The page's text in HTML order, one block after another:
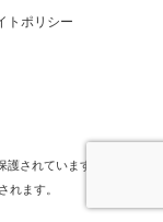
トポリシー
されています。
れます。